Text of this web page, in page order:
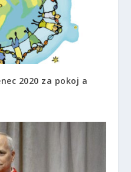
2020 za pokoj a